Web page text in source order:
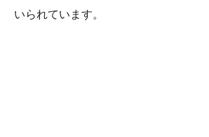
いられています。